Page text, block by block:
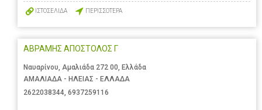
ΙΣΤΟΣΕΛΙΔΑ ΠΕΡΙΣΣΟΤΕΡΑ
ΑΒΡΑΜΗΣ ΑΠΟΣΤΟΛΟΣ Γ
Ναυαρίνου, Αμαλιάδα 272 00, Ελλάδα
ΑΜΑΛΙΑΔΑ - ΗΛΕΙΑΣ - ΕΛΛΑΔΑ
2622038344, 6937259116